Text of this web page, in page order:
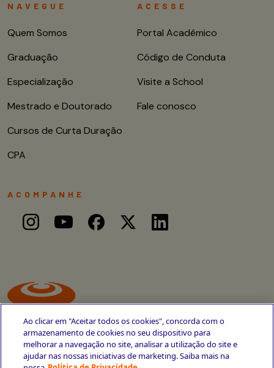
Avenida Cais do Apolo, 77
NAVEGUE
Quem Somos
Graduação
Especialização
Mestrado e Doutorado
Cursos de Curta Duração
CPA
ACESSE
Portal Acadêmico
Código de Conduta
Visite a School
Fale conosco
ACOMPANHE
Ao clicar em "Aceitar todos os cookies", concorda com o
armazenamento de cookies no seu dispositivo para
melhorar a navegação no site, analisar a utilização do site e
ajudar nas nossas iniciativas de marketing. Saiba mais na